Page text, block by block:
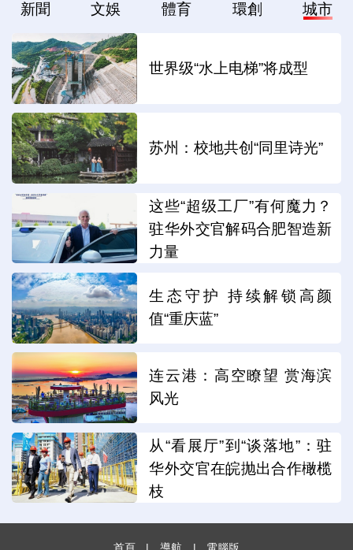
新聞 文娛 體育 環創 城市
世界级“水上电梯”将成型
苏州：校地共创“同里诗光”
这些“超级工厂”有何魔力？
驻华外交官解码合肥智造新
力量
生态守护 持续解锁高颜
值“重庆蓝”
连云港：高空瞭望 赏海滨
风光
从“看展厅”到“谈落地”：驻
华外交官在皖抛出合作橄榄
枝